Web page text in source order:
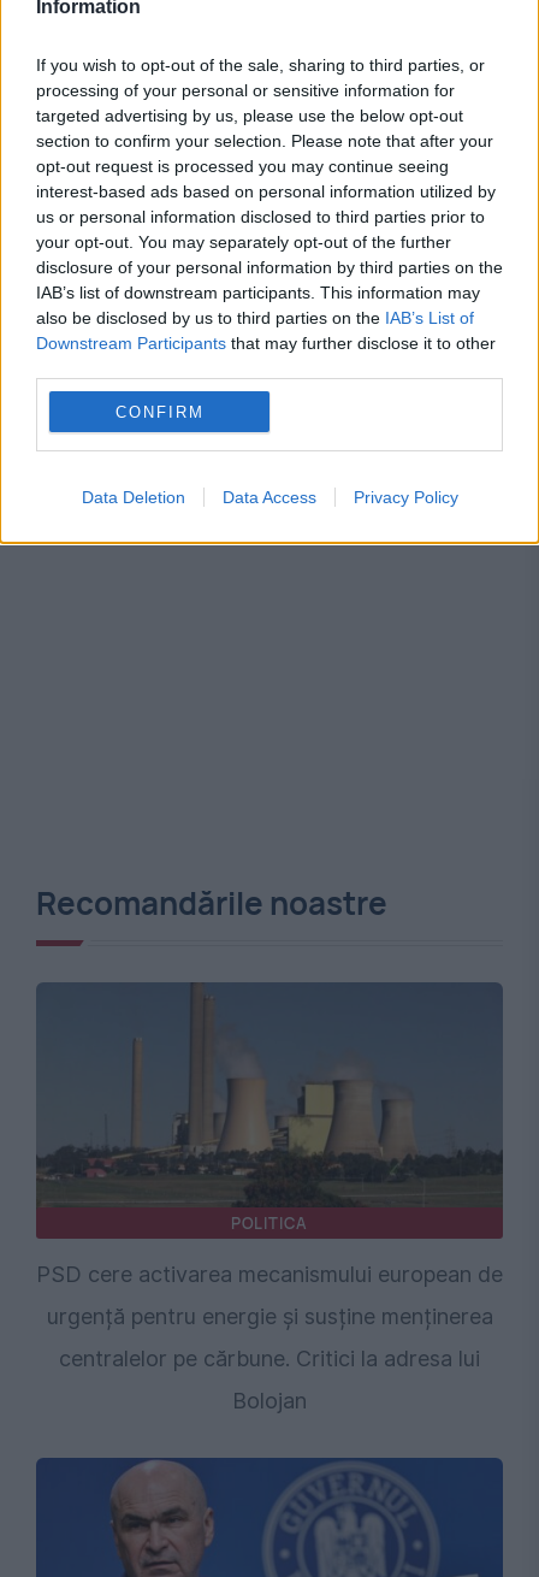
Information
If you wish to opt-out of the sale, sharing to third parties, or
processing of your personal or sensitive information for
targeted advertising by us, please use the below opt-out
section to confirm your selection. Please note that after your
opt-out request is processed you may continue seeing
interest-based ads based on personal information utilized by
us or personal information disclosed to third parties prior to
your opt-out. You may separately opt-out of the further
disclosure of your personal information by third parties on the
IAB’s list of downstream participants. This information may
also be disclosed by us to third parties on the IAB’s List of
Downstream Participants that may further disclose it to other
CONFIRM
Data Deletion Data Access Privacy Policy
în energie: „Trebuie să accelerăm cât se
poate de repede acele investiții”
Cum verifici dacă ai datorii la Primărie?
Metoda prin care afli online dacă ai
restanțe la taxe și impozite
amnistie banca credit ipoteca PSD
Recomandările noastre
POLITICA
PSD cere activarea mecanismului european de
urgență pentru energie și susține menținerea
centralelor pe cărbune. Critici la adresa lui
Bolojan